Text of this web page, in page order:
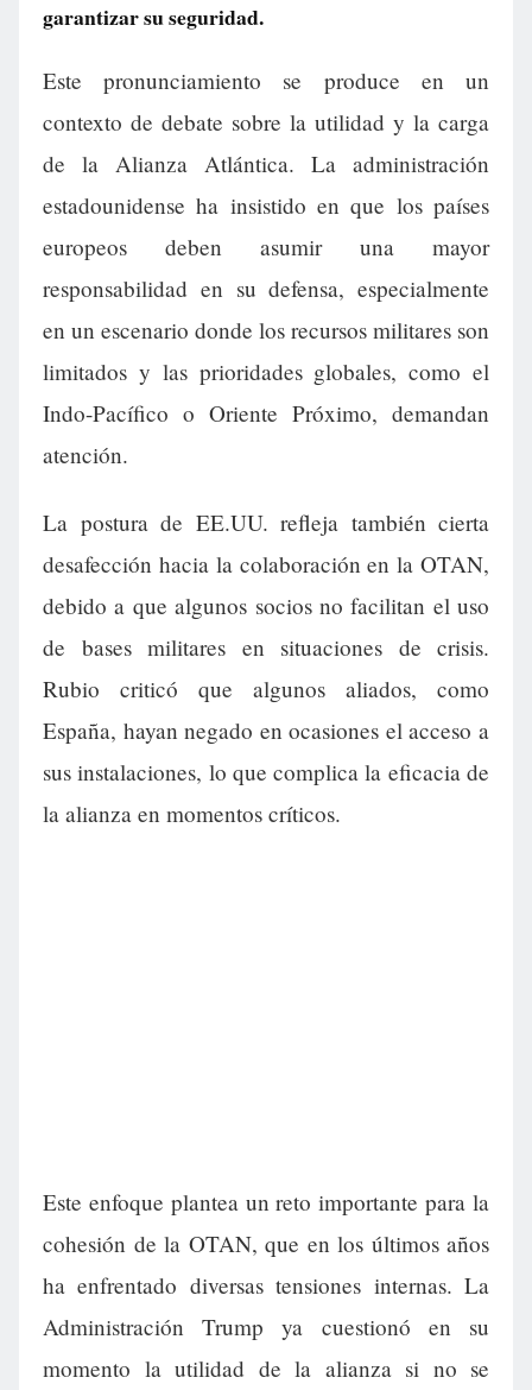
garantizar su seguridad.
Este pronunciamiento se produce en un
contexto de debate sobre la utilidad y la carga
de la Alianza Atlántica. La administración
estadounidense ha insistido en que los países
europeos deben asumir una mayor
responsabilidad en su defensa, especialmente
en un escenario donde los recursos militares son
limitados y las prioridades globales, como el
Indo-Pacífico o Oriente Próximo, demandan
atención.
La postura de EE.UU. refleja también cierta
desafección hacia la colaboración en la OTAN,
debido a que algunos socios no facilitan el uso
de bases militares en situaciones de crisis.
Rubio criticó que algunos aliados, como
España, hayan negado en ocasiones el acceso a
sus instalaciones, lo que complica la eficacia de
la alianza en momentos críticos.
Este enfoque plantea un reto importante para la
cohesión de la OTAN, que en los últimos años
ha enfrentado diversas tensiones internas. La
Administración Trump ya cuestionó en su
momento la utilidad de la alianza si no se